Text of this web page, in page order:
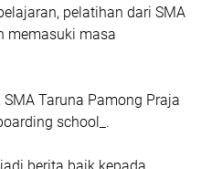
pelatihan dari SMA
memasuki masa
Taruna Pamong Praja
school_.